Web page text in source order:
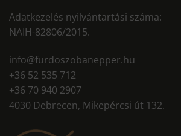
Adatkezelés nyilvántartási száma:
NAIH-82806/2015.
info@furdoszobanepper.hu
+36 52 535 712
+36 70 940 2907
4030 Debrecen, Mikepércsi út 132.